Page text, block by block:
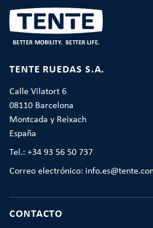
TENTE RUEDAS S.A.
Calle Vilatort 6
08110 Barcelona
Montcada y Reixach
España
Tel.: +34 93 56 50 737
Correo electrónico:
CONTACTO